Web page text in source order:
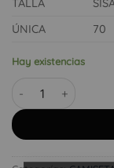
TALLA
ÚNICA
70
Hay existencias